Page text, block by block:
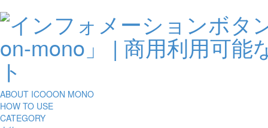
ABOUT ICOOON MONO
HOW TO USE
CATEGORY